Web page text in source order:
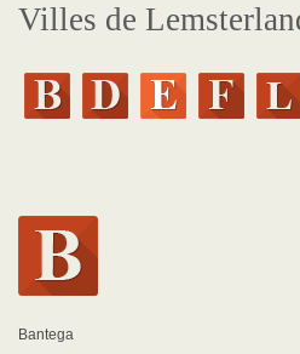
Villes de
Bantega